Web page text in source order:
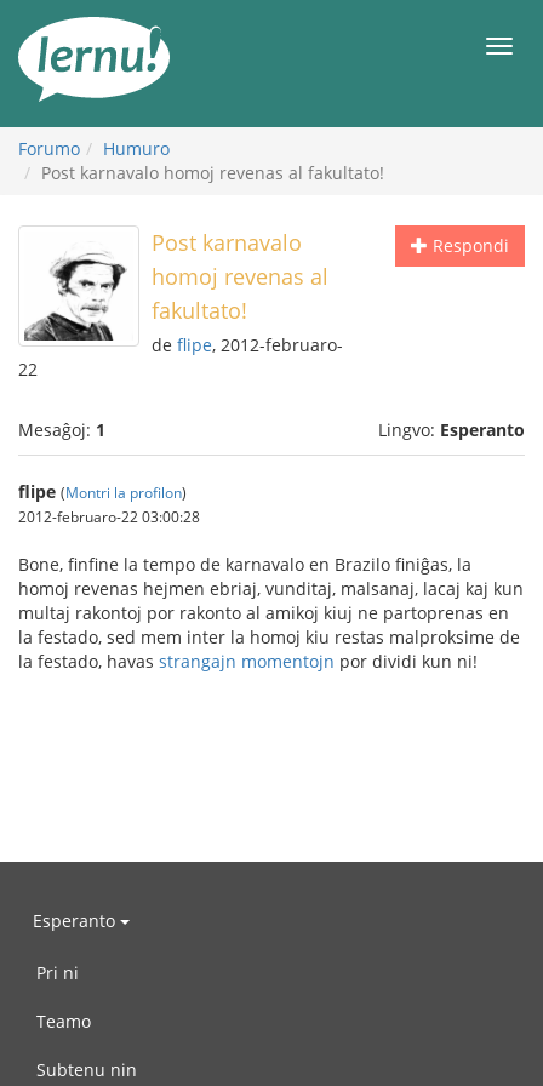
enhavo
Forumo
Humuro
Post karnavalo homoj revenas al fakultato!
Respondi
Post karnavalo
homoj revenas al
fakultato!
de flipe, 2012-februaro-
22
Mesaĝoj: 1 Lingvo: Esperanto
flipe (Montri la profilon)
2012-februaro-22 03:00:28
Bone, finfine la tempo de karnavalo en Brazilo finiĝas, la
homoj revenas hejmen ebriaj, vunditaj, malsanaj, lacaj kaj kun
multaj rakontoj por rakonto al amikoj kiuj ne partoprenas en
la festado, sed mem inter la homoj kiu restas malproksime de
la festado, havas strangajn momentojn por dividi kun ni!
Esperanto
Pri ni
Teamo
Subtenu nin